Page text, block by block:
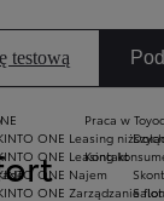
Praca w
Kontakt
ONE Leasing
ONE Leasing
KINTO ONE Najem
ONE Zarządzanie
testową